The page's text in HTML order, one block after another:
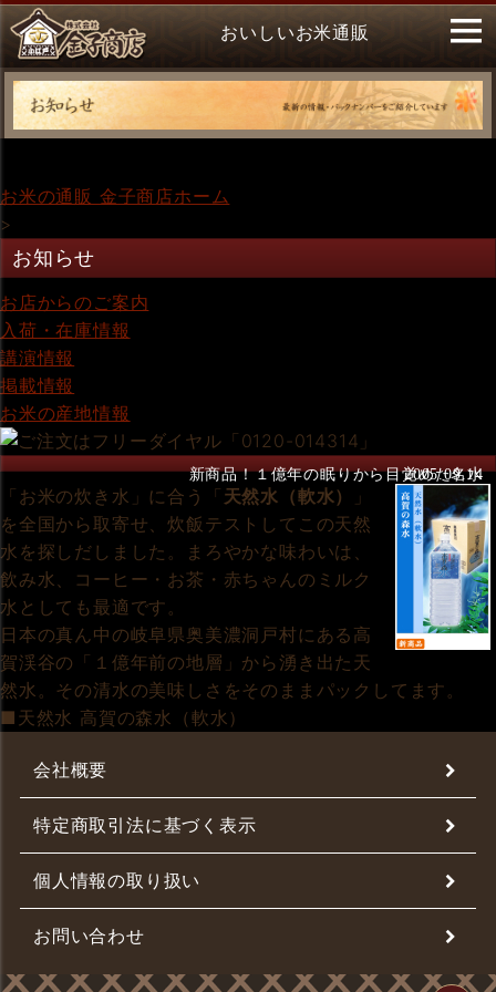
おいしいお米通販
お米の通販 金子商店ホーム
>
お知らせ
お店からのご案内
入荷・在庫情報
講演情報
掲載情報
お米の産地情報
新商品！１億年の眠りから目覚めた名水
2005.09.14
「お米の炊き水」に合う「 天然水（軟水）
」
を全国から取寄せ、炊飯テストしてこの天然
水を探しだしました。まろやかな味わいは、
飲み水、コーヒー・お茶・赤ちゃんのミルク
水としても最適です。
日本の真ん中の岐阜県奥美濃洞戸村にある高
賀渓谷の「１億年前の地層」から湧き出た天
然水。その清水の美味しさをそのままパックしてます。
■天然水 高賀の森水（軟水）
会社概要
特定商取引法に基づく表示
個人情報の取り扱い
お問い合わせ